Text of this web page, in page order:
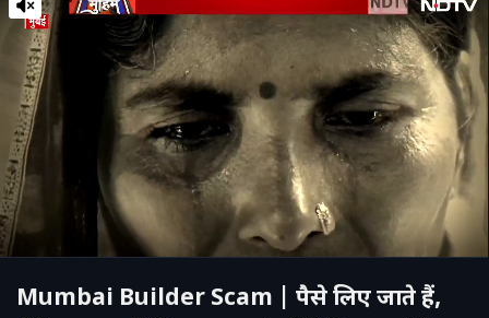
Mumbai Builder Scam | पैसे लिए जाते हैं,